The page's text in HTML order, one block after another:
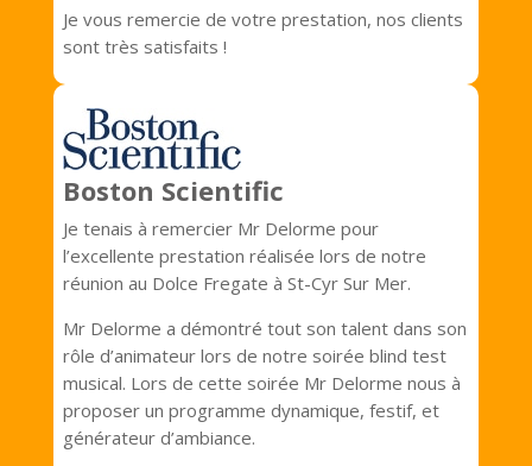
Je vous remercie de votre prestation, nos clients
sont très satisfaits !
Boston Scientific
Je tenais à remercier Mr Delorme pour
l’excellente prestation réalisée lors de notre
réunion au Dolce Fregate à St-Cyr Sur Mer.
Mr Delorme a démontré tout son talent dans son
rôle d’animateur lors de notre soirée blind test
musical. Lors de cette soirée Mr Delorme nous à
proposer un programme dynamique, festif, et
générateur d’ambiance.